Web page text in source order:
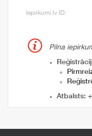
Iepirkumi.lv ID:
Pilna
Atbalsts: